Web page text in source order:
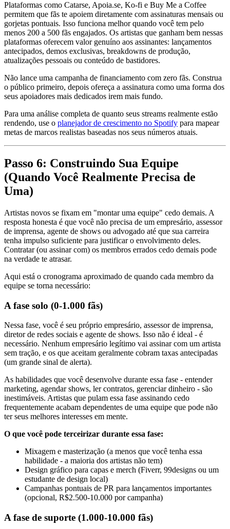
Plataformas como Catarse, Apoia.se, Ko-fi e Buy Me a Coffee
permitem que fãs te apoiem diretamente com assinaturas mensais ou
gorjetas pontuais. Isso funciona melhor quando você tem pelo
menos 200 a 500 fãs engajados. Os artistas que ganham bem nessas
plataformas oferecem valor genuíno aos assinantes: lançamentos
antecipados, demos exclusivas, breakdowns de produção,
atualizações pessoais ou conteúdo de bastidores.
Não lance uma campanha de financiamento com zero fãs. Construa
o público primeiro, depois ofereça a assinatura como uma forma dos
seus apoiadores mais dedicados irem mais fundo.
Para uma análise completa de quanto seus streams realmente estão
rendendo, use o planejador de crescimento no Spotify para mapear
metas de marcos realistas baseadas nos seus números atuais.
Passo 6: Construindo Sua Equipe
(Quando Você Realmente Precisa de
Uma)
Artistas novos se fixam em "montar uma equipe" cedo demais. A
resposta honesta é que você não precisa de um empresário, assessor
de imprensa, agente de shows ou advogado até que sua carreira
tenha impulso suficiente para justificar o envolvimento deles.
Contratar (ou assinar com) os membros errados cedo demais pode
na verdade te atrasar.
Aqui está o cronograma aproximado de quando cada membro da
equipe se torna necessário:
A fase solo (0-1.000 fãs)
Nessa fase, você é seu próprio empresário, assessor de imprensa,
diretor de redes sociais e agente de shows. Isso não é ideal - é
necessário. Nenhum empresário legítimo vai assinar com um artista
sem tração, e os que aceitam geralmente cobram taxas antecipadas
(um grande sinal de alerta).
As habilidades que você desenvolve durante essa fase - entender
marketing, agendar shows, ler contratos, gerenciar dinheiro - são
inestimáveis. Artistas que pulam essa fase assinando cedo
frequentemente acabam dependentes de uma equipe que pode não
ter seus melhores interesses em mente.
O que você pode terceirizar durante essa fase:
Mixagem e masterização (a menos que você tenha essa
habilidade - a maioria dos artistas não tem)
Design gráfico para capas e merch (Fiverr, 99designs ou um
estudante de design local)
Campanhas pontuais de PR para lançamentos importantes
(opcional, R$2.500-10.000 por campanha)
A fase de suporte (1.000-10.000 fãs)